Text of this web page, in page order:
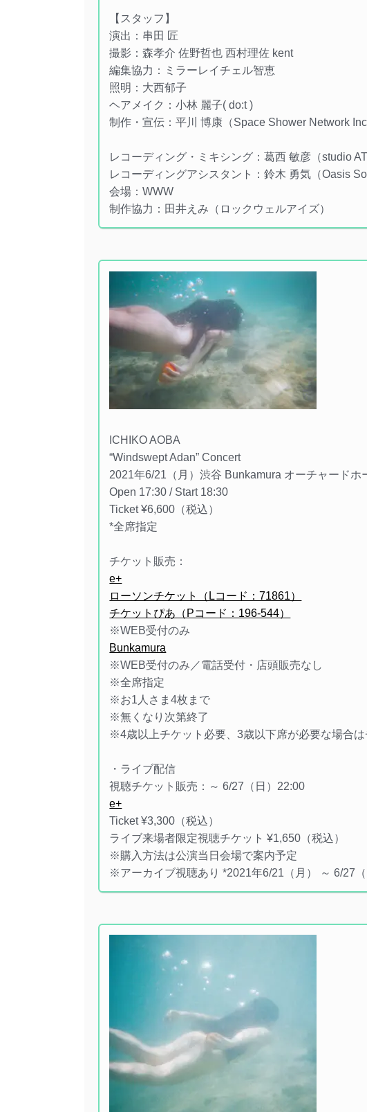
【スタッフ】
演出：串田 匠
撮影：森孝介 佐野哲也 西村理佐 kent
編集協力：ミラーレイチェル智恵
照明：大西郁子
ヘアメイク：小林 麗子( do:t )
制作・宣伝：平川 博康（Space Shower Network Inc.
レコーディング・ミキシング：葛西 敏彦（studio
レコーディングアシスタント：鈴木 勇気（Oasis
会場：WWW
制作協力：田井えみ（ロックウェルアイズ）
ICHIKO AOBA
“Windswept Adan” Concert
2021年6/21（月）渋谷 Bunkamura オーチャードホ
Open 17:30 / Start 18:30
Ticket ¥6,600（税込）
*全席指定
チケット販売：
e+
ローソンチケット（Lコード：71861）
チケットぴあ（Pコード：196-544）
※WEB受付のみ
Bunkamura
※WEB受付のみ／電話受付・店頭販売なし
※全席指定
※お1人さま4枚まで
※無くなり次第終了
※4歳以上チケット必要、3歳以下席が必要な場合
・ライブ配信
視聴チケット販売：～ 6/27（日）22:00
e+
Ticket ¥3,300（税込）
ライブ来場者限定視聴チケット ¥1,650（税込）
※購入方法は公演当日会場で案内予定
※アーカイブ視聴あり *2021年6/21（月） ～ 6/27